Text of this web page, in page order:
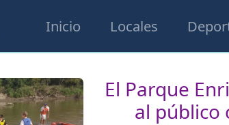
Inicio Locales
El Parque
al público